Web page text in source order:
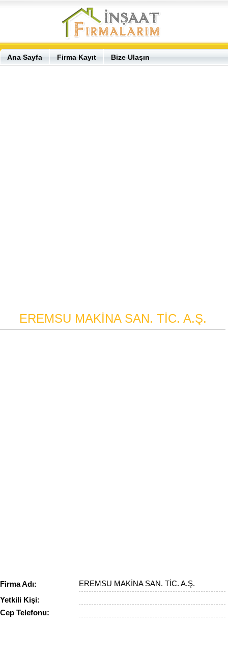
Ana Sayfa Firma Kayıt Bize Ulaşın
EREMSU MAKİNA SAN. TİC. A.Ş.
Firma Adı:
EREMSU MAKİNA SAN. TİC. A.Ş.
Yetkili Kişi:
Cep Telefonu: